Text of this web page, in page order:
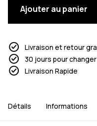
Ajouter au panier
Livraison et retour
30 jours pour
Livraison Rapide
Détails Informations